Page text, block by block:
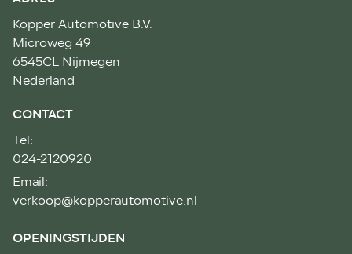
Kopper Automotive B.V.
Microweg 49
6545CL Nijmegen
Nederland
CONTACT
Tel:
024-2120920
Email:
verkoop@kopperautomotive.nl
OPENINGSTIJDEN